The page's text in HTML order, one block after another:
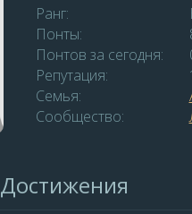
Ранг:
Понты:
Понтов за сегодня:
Репутация:
Семья:
Сообщество:
Достижения